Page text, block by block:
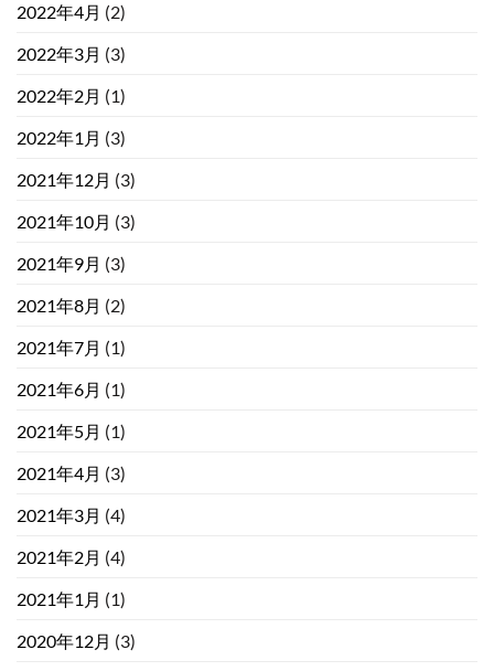
2022年4月 (2)
2022年3月 (3)
2022年2月 (1)
2022年1月 (3)
2021年12月 (3)
2021年10月 (3)
2021年9月 (3)
2021年8月 (2)
2021年7月 (1)
2021年6月 (1)
2021年5月 (1)
2021年4月 (3)
2021年3月 (4)
2021年2月 (4)
2021年1月 (1)
2020年12月 (3)